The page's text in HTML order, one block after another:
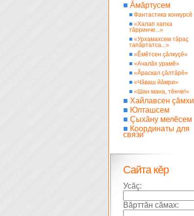
■ Ăмăртусем
■ Фантастика конкурсĕ
■ «Халап хапха
тăрринче...»
■ «Урхамахсем тăраç
тапăртатса...»
■ «Ĕмĕтсен çăлкуçĕ»
■ «Ачалăх урамĕ»
■ «Ăраскал çăлтăрĕ»
■ «Чăваш йăмри»
■ «Шан мана, тĕнче!»
■ Хайлавсен çăмхи
■ Юлташсем
■ Çыхăну мелĕсем
■ Координаты для
связи
Сайта кĕр
Усăç:
Вăрттăн сăмах: